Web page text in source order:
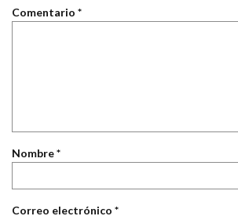
Comentario *
Nombre*
Correo electrónico *